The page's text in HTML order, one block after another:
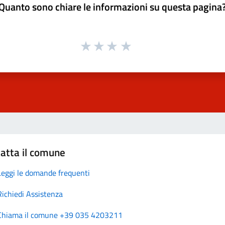
sono chiare le informazioni su questa
il comune
le domande frequenti
Assistenza
il comune +39 035 4203211